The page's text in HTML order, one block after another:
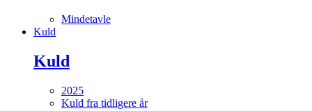
Mindetavle
Kuld
Kuld
2025
Kuld fra tidligere år